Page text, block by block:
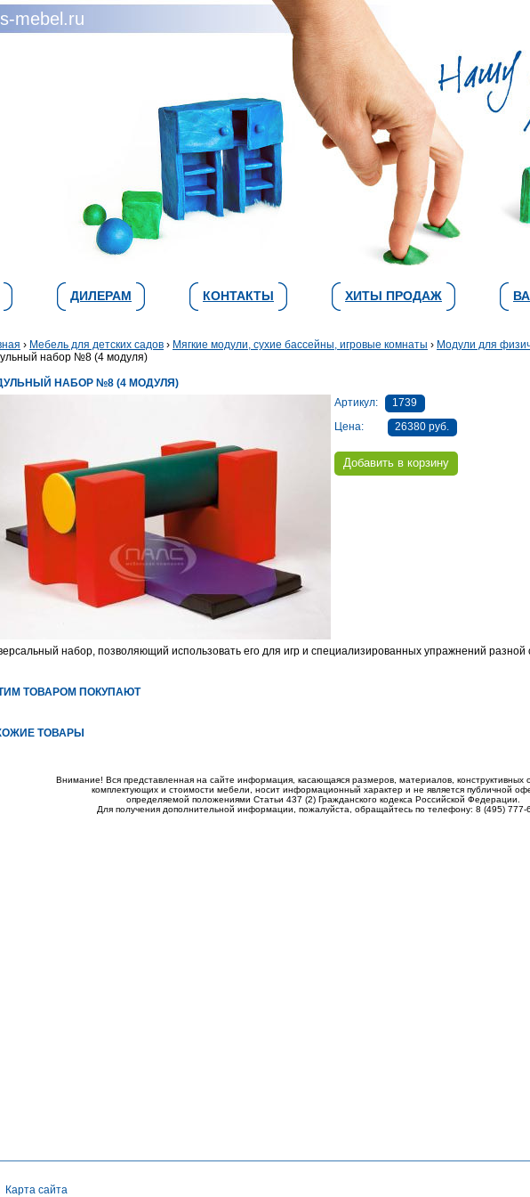
mebel.ru
ДИЛЕРАМ КОНТАКТЫ ХИТЫ ПРОДАЖ
› Мебель для детских садов › Мягкие модули, сухие бассейны, игровые комнаты › Модули для
набор №8 (4 модуля)
НАБОР №8 (4 МОДУЛЯ)
Артикул:
1739
Цена:
26380 руб.
набор, позволяющий использовать его для игр и специализированных упражнений разной
ТОВАРОМ ПОКУПАЮТ
ТОВАРЫ
Внимание! Вся представленная на сайте информация, касающаяся размеров, материалов, конструктивных
комплектующих и стоимости мебели, носит информационный характер и не является публичной
определяемой положениями Статьи 437 (2) Гражданского кодекса Российской Федерации.
Для получения дополнительной информации, пожалуйста, обращайтесь по телефону: 8 (495) 777-
Карта сайта